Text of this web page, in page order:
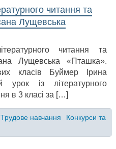
читання та
Лущевська
читання та
Лущевська «Пташка».
класів Буймер Ірина
урок із літературного
в 3 класі за […]
Трудове навчання
Конкурси та